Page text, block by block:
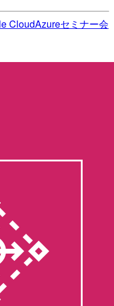
CloudAzureセミナー会